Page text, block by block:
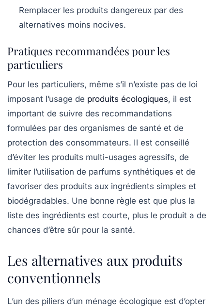
Remplacer les produits dangereux par des
alternatives moins nocives.
Pratiques recommandées pour les
particuliers
Pour les particuliers, même s’il n’existe pas de loi
imposant l’usage de produits écologiques, il est
important de suivre des recommandations
formulées par des organismes de santé et de
protection des consommateurs. Il est conseillé
d’éviter les produits multi-usages agressifs, de
limiter l’utilisation de parfums synthétiques et de
favoriser des produits aux ingrédients simples et
biodégradables. Une bonne règle est que plus la
liste des ingrédients est courte, plus le produit a de
chances d’être sûr pour la santé.
Les alternatives aux produits
conventionnels
L’un des piliers d’un ménage écologique est d’opter